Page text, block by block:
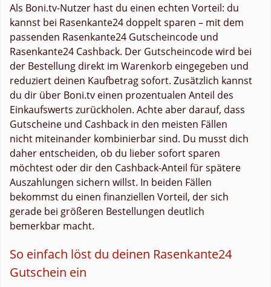
Als Boni.tv-Nutzer hast du einen echten Vorteil: du
kannst bei Rasenkante24 doppelt sparen – mit dem
passenden Rasenkante24 Gutscheincode und
Rasenkante24 Cashback. Der Gutscheincode wird bei
der Bestellung direkt im Warenkorb eingegeben und
reduziert deinen Kaufbetrag sofort. Zusätzlich kannst
du dir über Boni.tv einen prozentualen Anteil des
Einkaufswerts zurückholen. Achte aber darauf, dass
Gutscheine und Cashback in den meisten Fällen
nicht miteinander kombinierbar sind. Du musst dich
daher entscheiden, ob du lieber sofort sparen
möchtest oder dir den Cashback-Anteil für spätere
Auszahlungen sichern willst. In beiden Fällen
bekommst du einen finanziellen Vorteil, der sich
gerade bei größeren Bestellungen deutlich
bemerkbar macht.
So einfach löst du deinen Rasenkante24
Gutschein ein